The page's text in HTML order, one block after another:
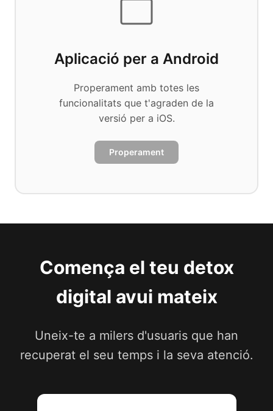
Aplicació per a Android
Properament amb totes les
funcionalitats que t'agraden de la
versió per a iOS.
Properament
Comença el teu detox
digital avui mateix
Uneix-te a milers d'usuaris que han
recuperat el seu temps i la seva atenció.